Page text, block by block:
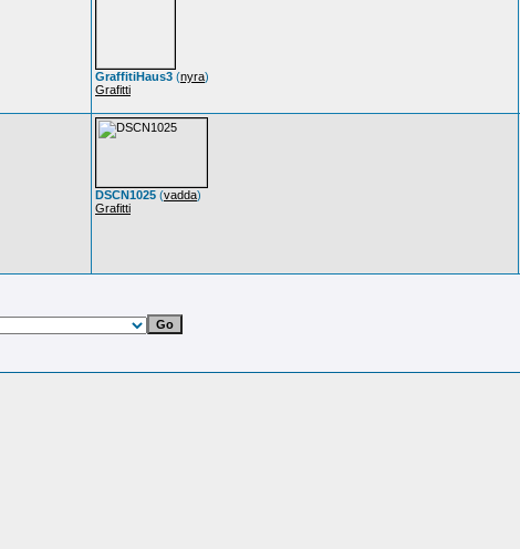
GraffitiHaus3 (nyra)
Grafitti
DSCN1025 (vadda)
Grafitti